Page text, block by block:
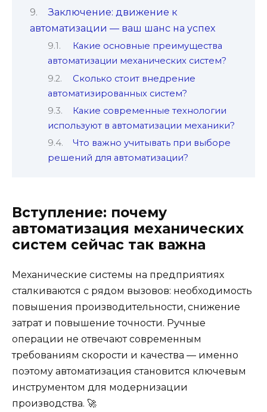
Заключение: движение к
автоматизации — ваш шанс на успех
Какие основные преимущества
автоматизации механических систем?
Сколько стоит внедрение
автоматизированных систем?
Какие современные технологии
используют в автоматизации механики?
Что важно учитывать при выборе
решений для автоматизации?
Вступление: почему
автоматизация механических
систем сейчас так важна
Механические системы на предприятиях
сталкиваются с рядом вызовов: необходимость
повышения производительности, снижение
затрат и повышение точности. Ручные
операции не отвечают современным
требованиям скорости и качества — именно
поэтому автоматизация становится ключевым
инструментом для модернизации
производства. 🚀